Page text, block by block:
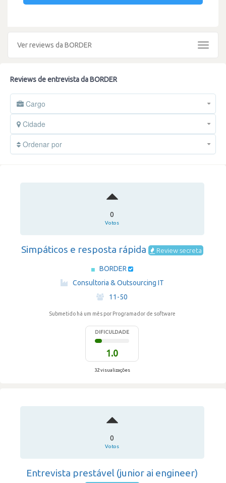
Ver reviews da BORDER
Toggle
Reviews de entrevista da BORDER
Cargo
Cidade
Ordenar por
0
Votos
Simpáticos e resposta rápida Review secreta
BORDER
·
Consultoria & Outsourcing IT
·
11-50
Submetido há um mês por Programador de software
DIFICULDADE
1.0
32 visualizações
0
Votos
Entrevista prestável (junior ai engineer)